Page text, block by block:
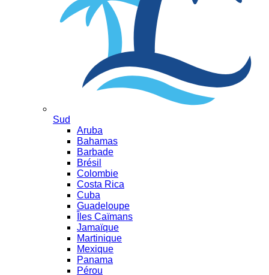
Sud
Aruba
Bahamas
Barbade
Brésil
Colombie
Costa Rica
Cuba
Guadeloupe
Îles Caïmans
Jamaïque
Martinique
Mexique
Panama
Pérou